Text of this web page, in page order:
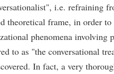
i.e. refraining
theoretical frame, in order
phenomena involving
to as "the conversational
In fact, a very